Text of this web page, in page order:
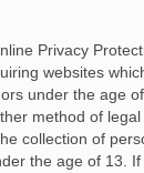
Privacy
websites
under the age
method of
collection of
the age of 13.